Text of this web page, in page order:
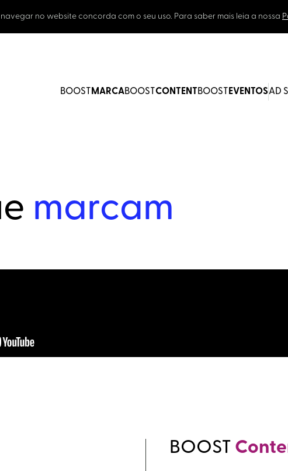
no website concorda com o seu uso. Para saber mais leia a nossa
BOOST MARCABOOST CONTENT BOOST EVENTOSAD
marcam
BOOST